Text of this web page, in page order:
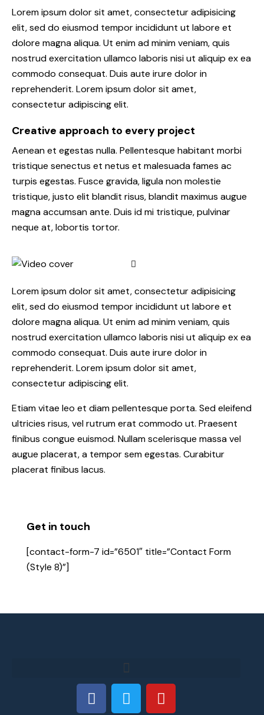
Lorem ipsum dolor sit amet, consectetur adipisicing
elit, sed do eiusmod tempor incididunt ut labore et
dolore magna aliqua. Ut enim ad minim veniam, quis
nostrud exercitation ullamco laboris nisi ut aliquip ex ea
commodo consequat. Duis aute irure dolor in
reprehenderit. Lorem ipsum dolor sit amet,
consectetur adipiscing elit.
Creative approach to every project
Aenean et egestas nulla. Pellentesque habitant morbi
tristique senectus et netus et malesuada fames ac
turpis egestas. Fusce gravida, ligula non molestie
tristique, justo elit blandit risus, blandit maximus augue
magna accumsan ante. Duis id mi tristique, pulvinar
neque at, lobortis tortor.
Lorem ipsum dolor sit amet, consectetur adipisicing
elit, sed do eiusmod tempor incididunt ut labore et
dolore magna aliqua. Ut enim ad minim veniam, quis
nostrud exercitation ullamco laboris nisi ut aliquip ex ea
commodo consequat. Duis aute irure dolor in
reprehenderit. Lorem ipsum dolor sit amet,
consectetur adipiscing elit.
Etiam vitae leo et diam pellentesque porta. Sed eleifend
ultricies risus, vel rutrum erat commodo ut. Praesent
finibus congue euismod. Nullam scelerisque massa vel
augue placerat, a tempor sem egestas. Curabitur
placerat finibus lacus.
Get in touch
[contact-form-7 id=”6501″ title=”Contact Form
(Style 8)”]